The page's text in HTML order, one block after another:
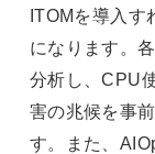
ITOMを導入す
になります。
分析し、CPU
害の兆候を事
す。また、